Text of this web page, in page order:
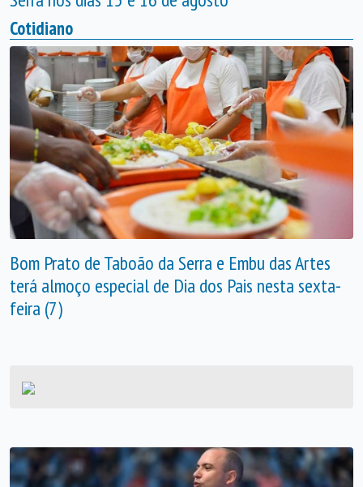
Cotidiano
Bom Prato de Taboão da Serra e Embu das Artes
terá almoço especial de Dia dos Pais nesta sexta-
feira (7)